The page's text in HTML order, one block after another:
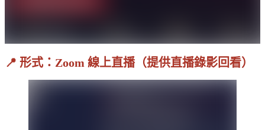
📍 形式 ：Zoom 線上直播（提供直播錄影回看）